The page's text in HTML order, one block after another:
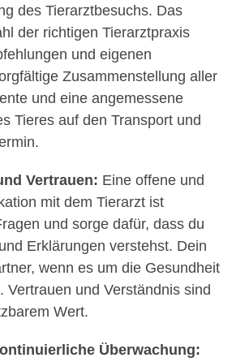
des Tierarztbesuchs. Das
der richtigen Tierarztpraxis
und eigenen
Zusammenstellung aller
und eine angemessene
Tieres auf den Transport und
Vertrauen: Eine offene und
mit dem Tierarzt ist
und sorge dafür, dass du
Erklärungen verstehst. Dein
wenn es um die Gesundheit
Vertrauen und Verständnis sind
Wert.
Überwachung: